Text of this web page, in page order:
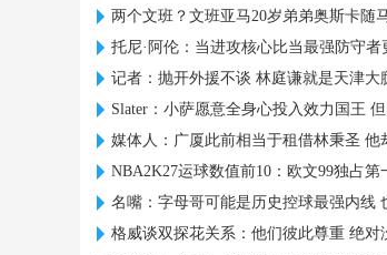
两个文班？文班亚马20岁弟弟奥斯卡随
托尼·阿伦：当进攻核心比当最强防守
记者：抛开外援不谈 林庭谦就是天津大
Slater：小萨愿意全身心投入效力国王
媒体人：广厦此前相当于租借林秉圣 他
NBA2K27运球数值前10：欧文99独占
名嘴：字母哥可能是历史控球最强内线
格威谈双探花关系：他们彼此尊重 绝对